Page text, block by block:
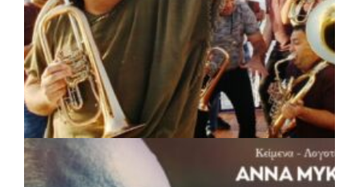
ΠΟΛΙΤΙΣΜΟΣ 05/08/2026 · 16:17
Η Marko Marković Orkestar στα